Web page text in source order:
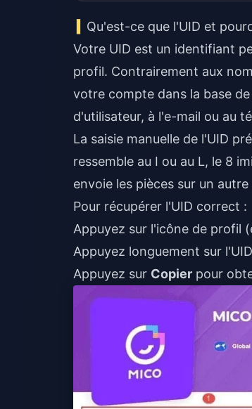
Qu'est-ce que l'UID et
Votre UID est un identifiant
profil. Contrairement aux
votre compte dans la base
d'utilisateur, à l'e-mail ou au
La saisie manuelle de l'UID
ressemble au I ou au L, le 8
envoie les pièces sur un
Pour récupérer l'UID correct :
Appuyez sur l'icône de profil
Appuyez longuement sur
Appuyez sur Copier pour